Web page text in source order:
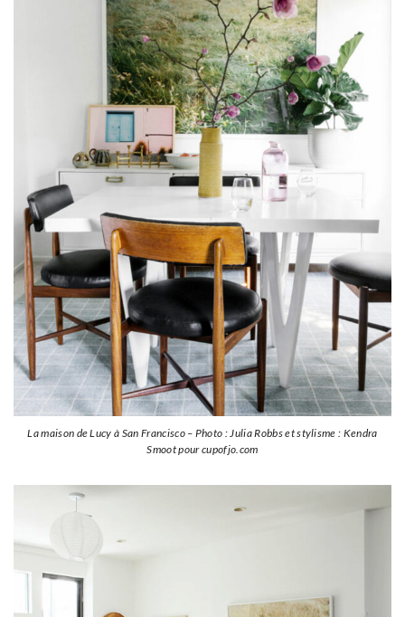
La maison de Lucy à San Francisco – Photo : Julia Robbs et stylisme : Kendra
Smoot pour cupofjo.com